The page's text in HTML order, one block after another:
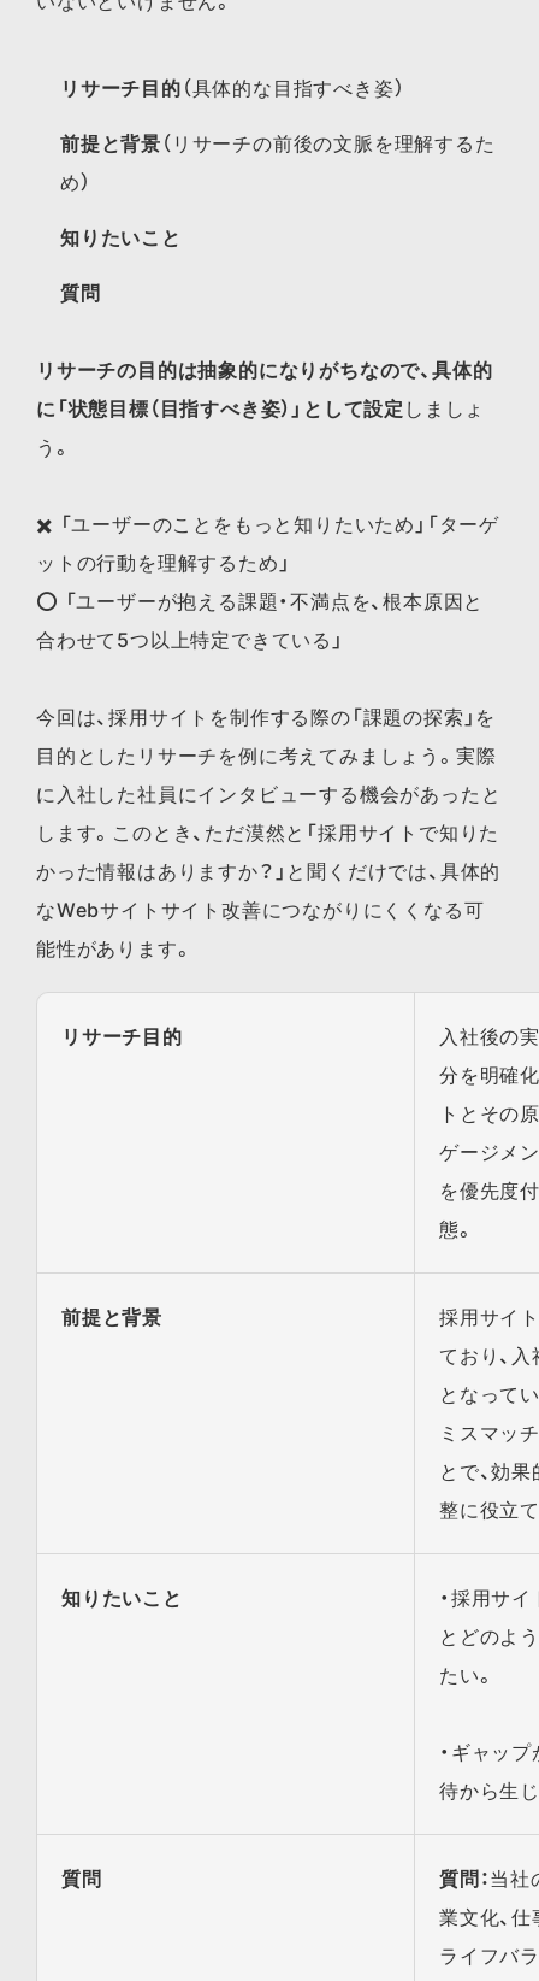
リサーチ目的 （具体的な目指すべき姿）
前提と背景 （リサーチの前後の文脈を理解するた
め）
知りたいこと
質問
リサーチの目的は抽象的になりがちなので、具体的
に「状態目標（目指すべき姿）」として設定 しましょ
う。
✖️ 「ユーザーのことをもっと知りたいため」「ターゲ
ットの行動を理解するため」
⭕️ 「ユーザーが抱える課題・不満点を、根本原因と
合わせて5つ以上特定できている」
今回は、採用サイトを制作する際の「課題の探索」を
目的としたリサーチを例に考えてみましょう。実際
に入社した社員にインタビューする機会があったと
します。このとき、ただ漠然と「採用サイトで知りた
かった情報はありますか？」と聞くだけでは、具体的
なWebサイトサイト改善につながりにくくなる可
能性があります。
リサーチ目的
入社後の
分を明確
トとその
ゲージメ
を優先度
態。
前提と背景
採用サイ
ており、
となって
ミスマッ
とで、効
整に役立
知りたいこと
・採用サ
とどのよ
たい。
・ギャッ
待から生
質問 質問：当社
業文化、仕
ライフバ